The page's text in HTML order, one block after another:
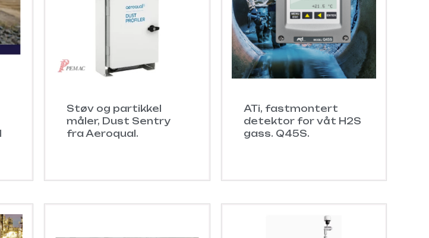
Støv og partikkel
måler, Dust Sentry
fra Aeroqual.
ATi, fastmontert
detektor for våt H2S
gass. Q45S.